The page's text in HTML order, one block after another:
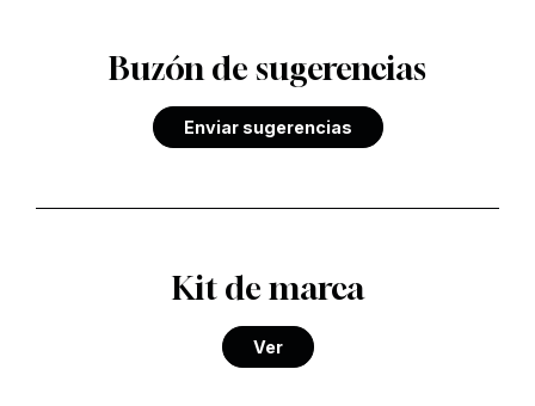
Buzón de sugerencias
Enviar sugerencias
Kit de marca
Ver